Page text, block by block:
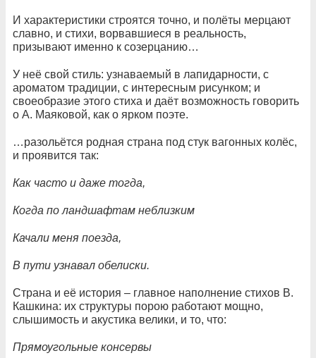
И характеристики строятся точно, и полёты мерцают
славно, и стихи, ворвавшиеся в реальность,
призывают именно к созерцанию…
У неё свой стиль: узнаваемый в лапидарности, с
ароматом традиции, с интересным рисунком; и
своеобразие этого стиха и даёт возможность говорить
о А. Маяковой, как о ярком поэте.
…разольётся родная страна под стук вагонных колёс,
и проявится так:
Как часто и даже тогда,
Когда по ландшафтам неблизким
Качали меня поезда,
В пути узнавал обелиски.
Страна и её история – главное наполнение стихов В.
Кашкина: их структуры порою работают мощно,
слышимость и акустика велики, и то, что:
Прямоугольные консервы